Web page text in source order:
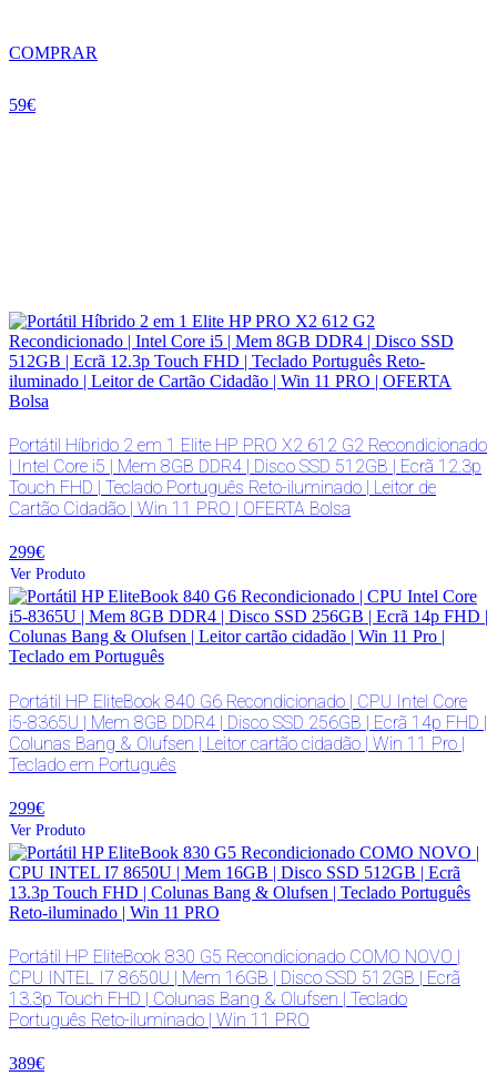
COMPRAR
59€
Portátil Híbrido 2 em 1 Elite HP PRO X2 612 G2 Recondicionado
| Intel Core i5 | Mem 8GB DDR4 | Disco SSD 512GB | Ecrã 12.3p
Touch FHD | Teclado Português Reto-iluminado | Leitor de
Cartão Cidadão | Win 11 PRO | OFERTA Bolsa
299€
Ver Produto
Portátil HP EliteBook 840 G6 Recondicionado | CPU Intel Core
i5-8365U | Mem 8GB DDR4 | Disco SSD 256GB | Ecrã 14p FHD |
Colunas Bang & Olufsen | Leitor cartão cidadão | Win 11 Pro |
Teclado em Português
299€
Ver Produto
Portátil HP EliteBook 830 G5 Recondicionado COMO NOVO |
CPU INTEL I7 8650U | Mem 16GB | Disco SSD 512GB | Ecrã
13.3p Touch FHD | Colunas Bang & Olufsen | Teclado
Português Reto-iluminado | Win 11 PRO
389€